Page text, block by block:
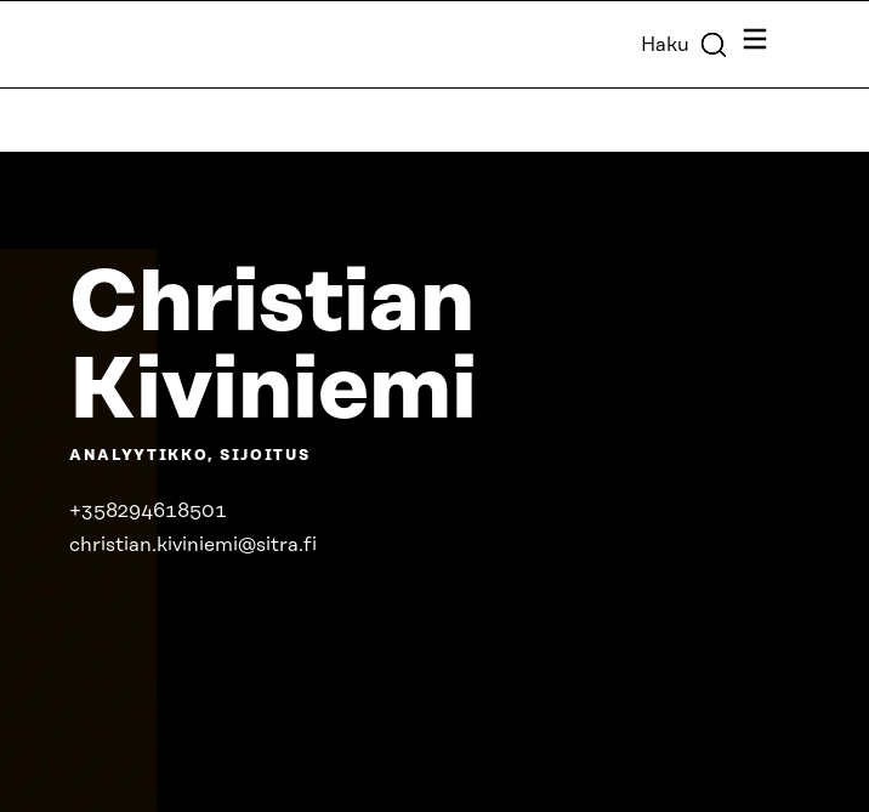
Haku Valikko
Christian
Kiviniemi
ANALYYTIKKO, SIJOITUS
+358294618501
christian.kiviniemi@sitra.fi